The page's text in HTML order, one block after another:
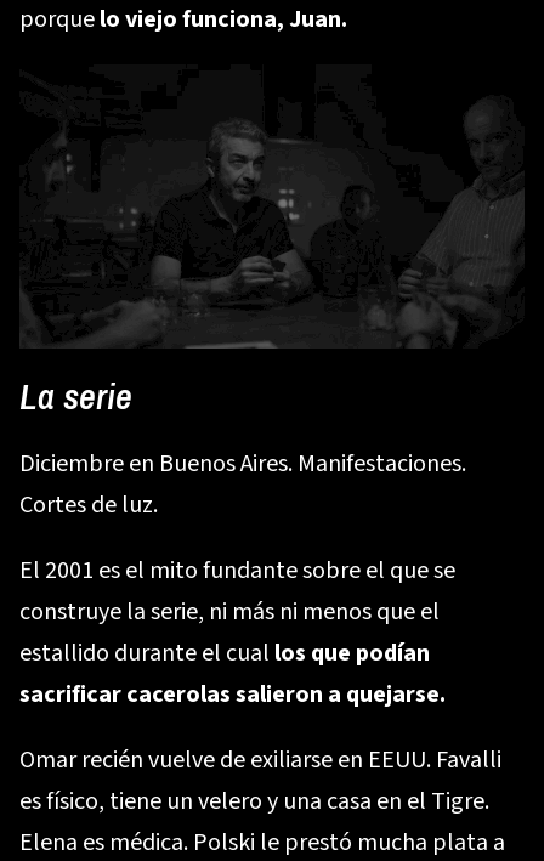
porquelo viejo funciona, Juan.
La serie
Diciembre en Buenos Aires. Manifestaciones.
Cortes de luz.
El 2001 es el mito fundante sobre el que se
construye la serie, ni más ni menos que el
estallido durante el cual los que podían
sacrificar cacerolas salieron a quejarse.
Omar recién vuelve de exiliarse en EEUU. Favalli
es físico, tiene un velero y una casa en el Tigre.
Elena es médica. Polski le prestó mucha plata a